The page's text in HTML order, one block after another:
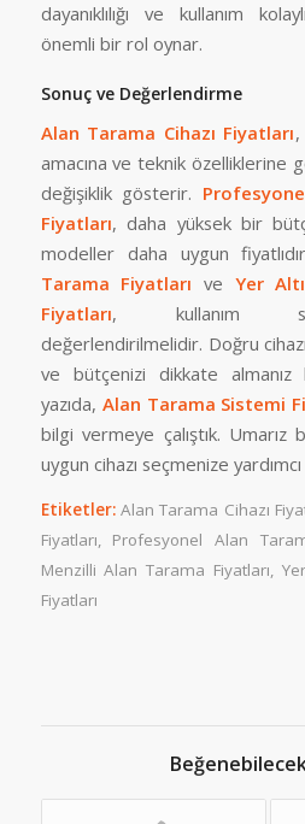
dayanıklılığı ve kullanım
önemli bir rol oynar.
Sonuç ve Değerlendirme
Alan Tarama Cihazı Fiyatları
amacına ve teknik özelliklerine
değişiklik gösterir.
Fiyatları, daha yüksek bir
modeller daha uygun
Tarama Fiyatları ve Yer
Fiyatları, kullanım
değerlendirilmelidir. Doğru
ve bütçenizi dikkate
yazıda, Alan Tarama Sistemi
bilgi vermeye çalıştık. Umarız
uygun cihazı seçmenize
Etiketler: Alan Tarama Cihazı
Fiyatları, Profesyonel Alan
Menzilli Alan Tarama Fiyatları,
Fiyatları